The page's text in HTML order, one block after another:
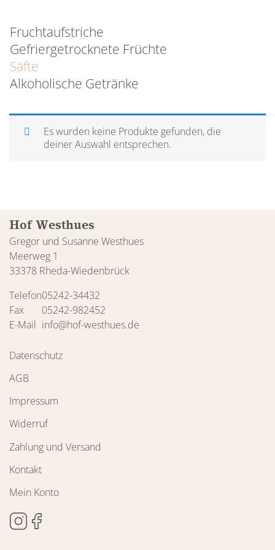
Fruchtaufstriche
Gefriergetrocknete Früchte
Säfte
Alkoholische Getränke
Es wurden keine Produkte gefunden, die
deiner Auswahl entsprechen.
Hof Westhues
Gregor und Susanne Westhues
Meerweg 1
33378 Rheda-Wiedenbrück
Telefon05242-34432
Fax
05242-982452
E-Mail info@hof-westhues.de
Datenschutz
AGB
Impressum
Widerruf
Zahlung und Versand
Kontakt
Mein Konto